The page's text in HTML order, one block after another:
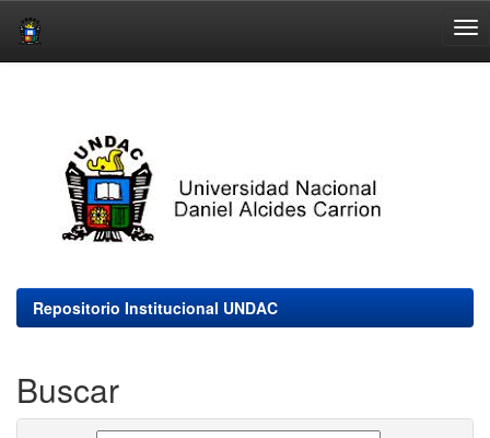
Repositorio Institucional UNDAC
Buscar